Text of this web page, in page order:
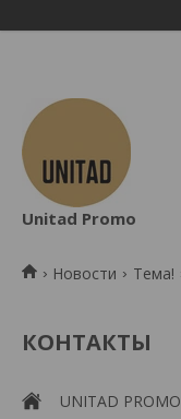
Unitad Promo
Новости Тема!
КОНТАКТЫ
UNITAD PROMO